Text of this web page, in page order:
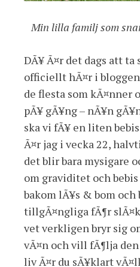
Min lilla familj som
DÃ¥ Ã¤r det dags att
officiellt hÃ¤r i
de flesta som kÃ¤nner
pÃ¥ gÃ¥ng – nÃ¥n
ska vi fÃ¥ en liten
Ã¤r jag i vecka 22,
det blir bara mysigare
om graviditet och
bakom lÃ¥s & bom och
tillgÃ¤ngliga fÃ¶r
vet verkligen bryr sig
vÃ¤n och vill fÃ¶lja
liv Ã¤r du sÃ¥klart